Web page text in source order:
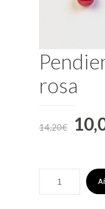
rosa
14,20€